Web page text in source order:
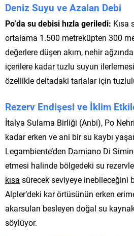
Deniz Suyu ve Azalan Debi
Po’da su debisi hızla geriledi: Kısa
ortalama 1.500 metreküpten 300
değerlere düşen akım, nehir
içerilere kadar tuzlu suyun
özellikle deltadaki tarlalar için
Rezerv Endişesi ve İklim
İtalya Sulama Birliği (Anbi), Po
kadar erken ve ani bir su kaybı
Legambiente’den Damiano Di
etmesi halinde bölgedeki su
kısa sürecek seviyeye inebileceğini
Alpler’deki kar örtüsünün erken
akarsuları besleyen doğal su
söylüyor.